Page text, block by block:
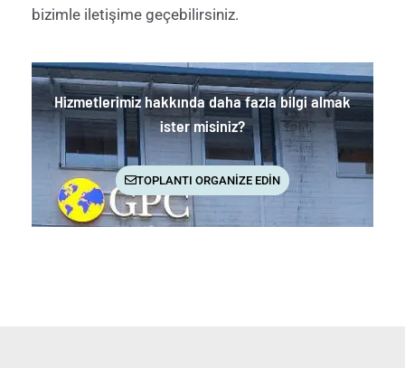
bizimle iletişime geçebilirsiniz.
Hizmetlerimiz hakkında daha fazla bilgi almak
ister misiniz?
TOPLANTI ORGANİZE EDİN